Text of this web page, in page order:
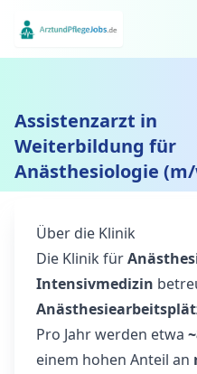
Assistenzarzt in
Weiterbildung für
Anästhesiologie
Über die Klinik
Die Klinik für
Intensivmedizin
Pro Jahr werden etwa
einem hohen Anteil an